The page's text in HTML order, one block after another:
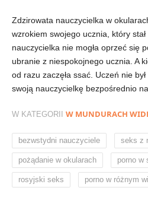
Zdzirowata nauczycielka w
wzrokiem swojego ucznia, który
nauczycielka nie mogła oprzeć się
ubranie z niespokojnego ucznia. A
od razu zaczęła ssać. Uczeń nie
swoją nauczycielkę bezpośrednio
W KATEGORII W MUNDURACH
bezwstydni nauczyciele seks z
pożądanie w okularach porno w
rosyjski seks porno w różnym